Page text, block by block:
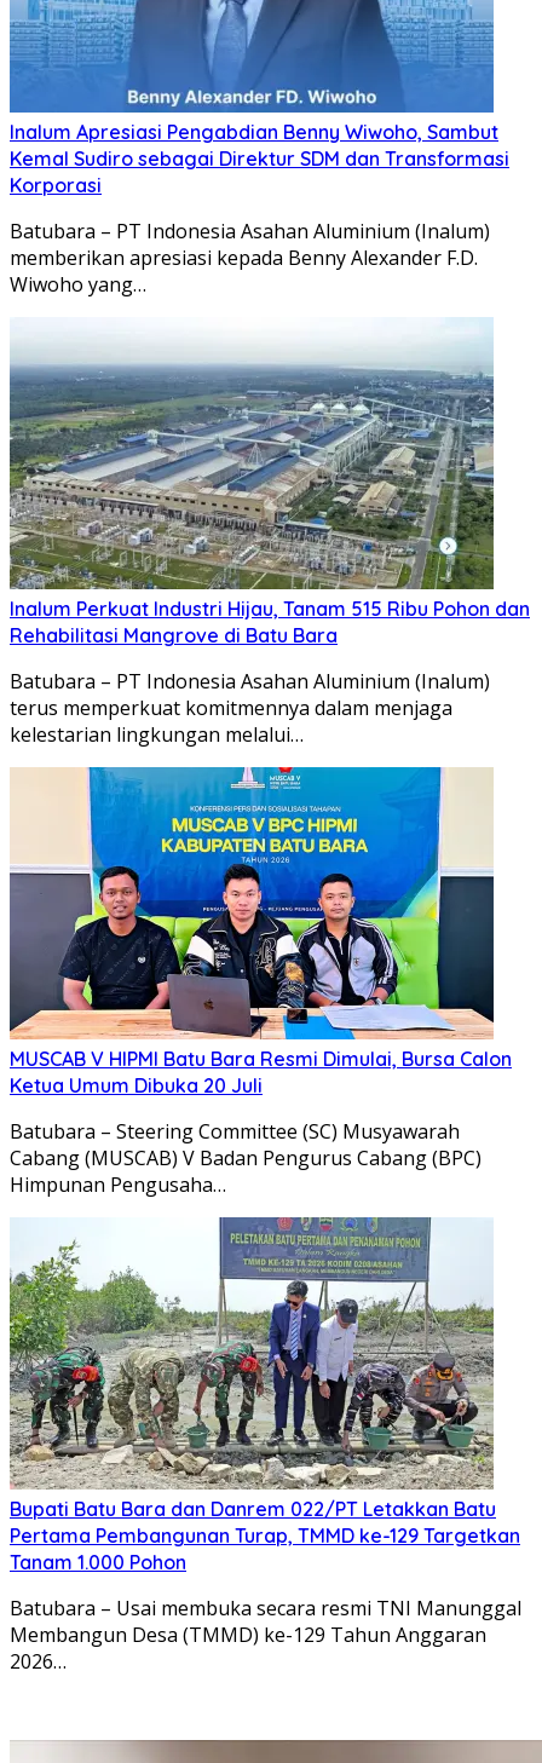
Inalum Apresiasi Pengabdian Benny Wiwoho, Sambut
Kemal Sudiro sebagai Direktur SDM dan Transformasi
Korporasi
Batubara – PT Indonesia Asahan Aluminium (Inalum)
memberikan apresiasi kepada Benny Alexander F.D.
Wiwoho yang…
Inalum Perkuat Industri Hijau, Tanam 515 Ribu Pohon dan
Rehabilitasi Mangrove di Batu Bara
Batubara – PT Indonesia Asahan Aluminium (Inalum)
terus memperkuat komitmennya dalam menjaga
kelestarian lingkungan melalui…
MUSCAB V HIPMI Batu Bara Resmi Dimulai, Bursa Calon
Ketua Umum Dibuka 20 Juli
Batubara – Steering Committee (SC) Musyawarah
Cabang (MUSCAB) V Badan Pengurus Cabang (BPC)
Himpunan Pengusaha…
Bupati Batu Bara dan Danrem 022/PT Letakkan Batu
Pertama Pembangunan Turap, TMMD ke-129 Targetkan
Tanam 1.000 Pohon
Batubara – Usai membuka secara resmi TNI Manunggal
Membangun Desa (TMMD) ke-129 Tahun Anggaran
2026…